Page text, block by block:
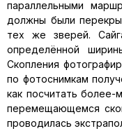
параллельными
должны были
тех же зверей.
определённой
Скопления
по фотоснимкам
как посчитать
перемещающемся
проводилась